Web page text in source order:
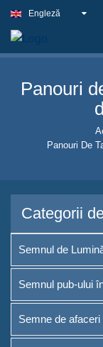
Capacitate
Semnul de
Semnul pub-
Semne de
neon false
Design
sticle de alcool
formă de A de
Engleză
Panouri
Panouri De
Categorii
Semnul de
Semnul pub-ului
Semne de